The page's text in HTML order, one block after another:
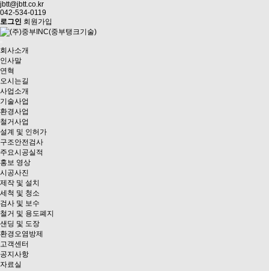
jbtt@jbtt.co.kr
042-534-0119
로그인 회원가입
회사소개
인사말
연혁
오시는길
사업소개
기술사업
환경사업
철거사업
설계 및 인허가
구조안전검사
주요시공실적
홍보 영상
시공사진
제작 및 설치
세척 및 청소
검사 및 보수
철거 및 용도폐지
샌딩 및 도장
환경오염방제
고객센터
공지사항
자료실